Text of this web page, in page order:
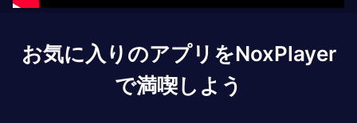
お気に入りのアプリをNoxPlayer
で満喫しよう